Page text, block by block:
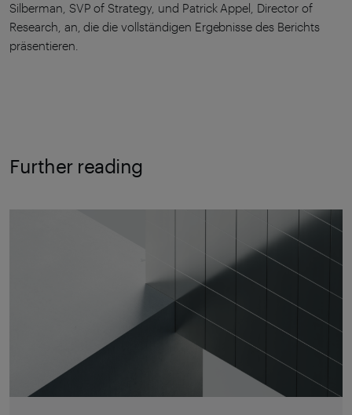
Silberman, SVP of Strategy, und Patrick Appel, Director of
Research, an, die die vollständigen Ergebnisse des Berichts
präsentieren.
Further reading